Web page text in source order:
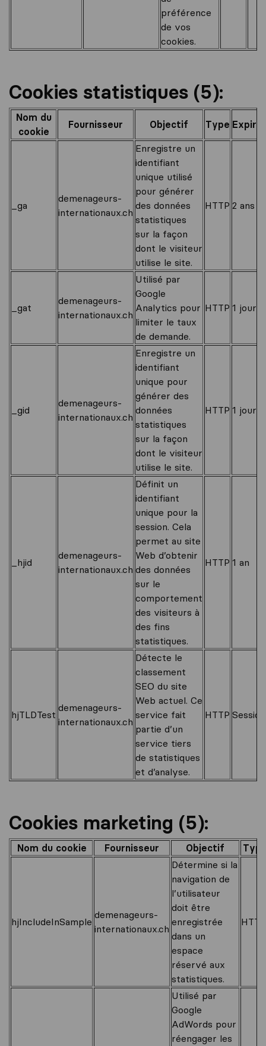
préférence
de vos
cookies.
Cookies statistiques (5):
Nom du
cookie
Fournisseur Objectif Type
_ga
demenageurs-
internationaux.ch
Enregistre un
identifiant
unique utilisé
pour générer
des données
statistiques
sur la façon
dont le visiteur
utilise le site.
HTTP 2 ans
_gat
demenageurs-
internationaux.ch
Utilisé par
Google
Analytics pour
limiter le taux
de demande.
HTTP 1 jour
_gid
demenageurs-
internationaux.ch
Enregistre un
identifiant
unique pour
générer des
données
statistiques
sur la façon
dont le visiteur
utilise le site.
HTTP 1 jour
_hjid
demenageurs-
internationaux.ch
Définit un
identifiant
unique pour la
session. Cela
permet au site
Web d’obtenir
des données
sur le
comportement
des visiteurs à
des fins
statistiques.
HTTP 1 an
hjTLDTest
demenageurs-
internationaux.ch
Détecte le
classement
SEO du site
Web actuel. Ce
service fait
partie d’un
service tiers
de statistiques
et d’analyse.
HTTP Session
Cookies marketing (5):
Nom du cookie Fournisseur Objectif
hjIncludeInSample
demenageurs-
internationaux.ch
Détermine si la
navigation de
l’utilisateur
doit être
enregistrée
dans un
espace
réservé aux
statistiques.
HTTP
Utilisé par
Google
AdWords pour
réengager les